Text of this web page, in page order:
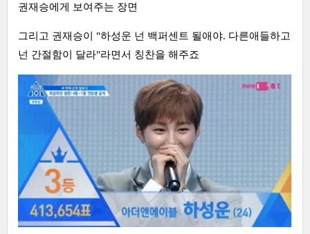
권재승에게 보여주는 장면
그리고 권재승이 "하성운 넌 백퍼센트 될애야. 다른애들하고
넌 간절함이 달라"라면서 칭찬을 해주죠